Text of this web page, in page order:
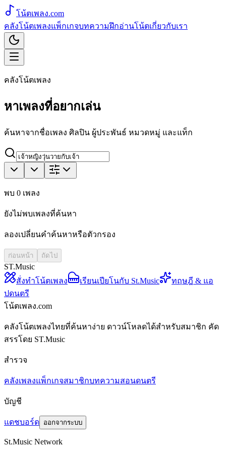
โน้ตเพลง.com
คลังโน้ตเพลงแพ็กเกจบทความฝึกอ่านโน้ตเกี่ยวกับเรา
คลังโน้ตเพลง
หาเพลงที่อยากเล่น
ค้นหาจากชื่อเพลง ศิลปิน ผู้ประพันธ์ หมวดหมู่ และแท็ก
พบ 0 เพลง
ยังไม่พบเพลงที่ค้นหา
ลองเปลี่ยนคำค้นหาหรือตัวกรอง
ก่อนหน้า ถัดไป
ST.Music
สั่งทำโน้ตเพลง
เรียนเปียโนกับ St.Music
ทฤษฎี & แอ
ปดนตรี
โน้ตเพลง.com
คลังโน้ตเพลงไทยที่ค้นหาง่าย ดาวน์โหลดได้สำหรับสมาชิก คัด
สรรโดย ST.Music
สำรวจ
คลังเพลงแพ็กเกจสมาชิกบทความสอนดนตรี
บัญชี
แดชบอร์ด ออกจากระบบ
St.Music Network